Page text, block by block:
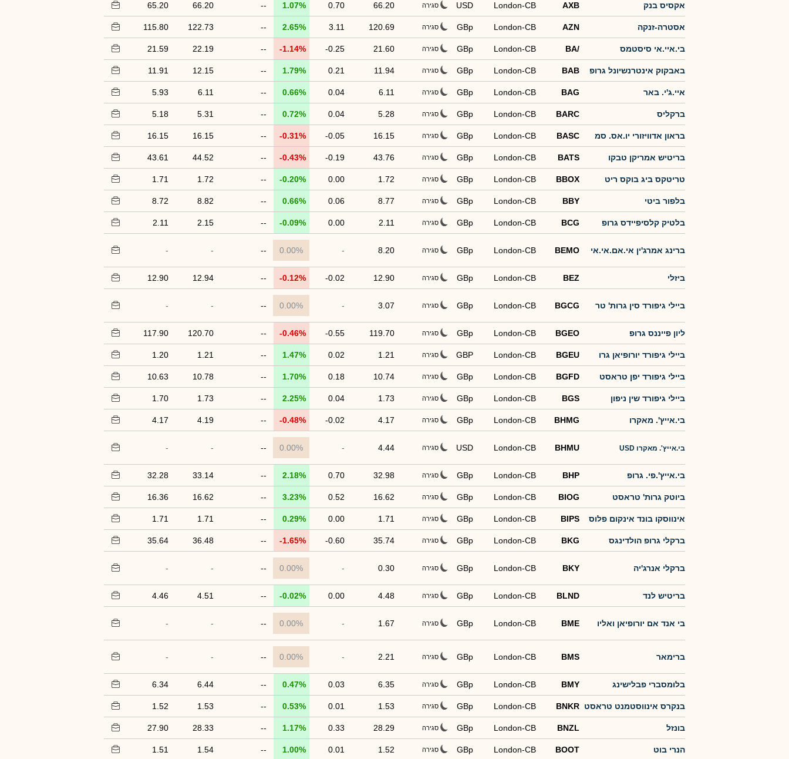
אקסיס בנק AXB
London-CB
USD סגירה 66.20
0.70
1.07%
--
66.20
65.20
אסטרה-זנקה AZN
London-CB
GBp סגירה 120.69
3.11
2.65%
--
122.73
115.80
בי.איי.אי סיסטמס BA/
London-CB
GBp סגירה 21.60
-0.25
-1.14%
--
22.19
21.59
באבקוק אינטרנשיונל גרופ BAB
London-CB
GBp סגירה 11.94
0.21
1.79%
--
12.15
11.91
איי.ג'י. באר BAG
London-CB
GBp סגירה 6.11
0.04
0.66%
--
6.11
5.93
ברקליס BARC
London-CB
GBp סגירה 5.28
0.04
0.72%
--
5.31
5.18
בראון אדוויזורי יו.אס. סמ BASC
London-CB
GBp סגירה 16.15
-0.05
-0.31%
--
16.15
16.15
בריטיש אמריקן טבקו BATS
London-CB
GBp סגירה 43.76
-0.19
-0.43%
--
44.52
43.61
טריטקס ביג בוקס ריט BBOX
London-CB
GBp סגירה 1.72
0.00
-0.20%
--
1.72
1.71
בלפור ביטי BBY
London-CB
GBp סגירה 8.77
0.06
0.66%
--
8.82
8.72
בלטיק קלסיפיידס גרופ BCG
London-CB
GBp סגירה 2.11
0.00
-0.09%
--
2.15
2.11
ברינג אמרג'ין אי.אם.אי.אי BEMO
London-CB
GBp סגירה 8.20
-
0.00%
--
-
-
ביזלי BEZ
London-CB
GBp סגירה 12.90
-0.02
-0.12%
--
12.94
12.90
ביילי גיפורד סין גרות' טר BGCG
London-CB
GBp סגירה 3.07
-
0.00%
--
-
-
ליון פייננס גרופ BGEO
London-CB
GBp סגירה 119.70
-0.55
-0.46%
--
120.70
117.90
ביילי גיפורד יורופיאן גרו BGEU
London-CB
GBP סגירה 1.21
0.02
1.47%
--
1.21
1.20
ביילי גיפורד יפן טראסט BGFD
London-CB
GBp סגירה 10.74
0.18
1.70%
--
10.78
10.63
ביילי גיפורד שין ניפון BGS
London-CB
GBp סגירה 1.73
0.04
2.25%
--
1.73
1.70
בי.אייץ'. מאקרו BHMG
London-CB
GBp סגירה 4.17
-0.02
-0.48%
--
4.19
4.17
בי.אייץ'. מאקרו USD BHMU
London-CB
USD סגירה 4.44
-
0.00%
--
-
-
בי.אייץ'.פי. גרופ BHP
London-CB
GBp סגירה 32.98
0.70
2.18%
--
33.14
32.28
ביוטק גרות' טראסט BIOG
London-CB
GBp סגירה 16.62
0.52
3.23%
--
16.62
16.36
אינווסקו בונד אינקום פלוס BIPS
London-CB
GBp סגירה 1.71
0.00
0.29%
--
1.71
1.71
ברקלי גרופ הולדינגס BKG
London-CB
GBp סגירה 35.74
-0.60
-1.65%
--
36.48
35.64
ברקלי אנרג'יה BKY
London-CB
GBp סגירה 0.30
-
0.00%
--
-
-
בריטיש לנד BLND
London-CB
GBp סגירה 4.48
0.00
-0.02%
--
4.51
4.46
בי אנד אם יורופיאן ואליו BME
London-CB
GBp סגירה 1.67
-
0.00%
--
-
-
ברימאר BMS
London-CB
GBp סגירה 2.21
-
0.00%
--
-
-
בלומסברי פבלישינג BMY
London-CB
GBp סגירה 6.35
0.03
0.47%
--
6.44
6.34
בנקרס אינווסטמנט טראסט BNKR
London-CB
GBp סגירה 1.53
0.01
0.53%
--
1.53
1.52
בונזל BNZL
London-CB
GBp סגירה 28.29
0.33
1.17%
--
28.33
27.90
הנרי בוט BOOT
London-CB
GBp סגירה 1.52
0.01
1.00%
--
1.54
1.51